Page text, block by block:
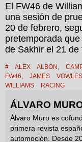
El FW46 de
una sesión de
20 de febrero,
pretemporada
de Sakhir el 21 de
# ALEX ALBON ,
FW46, JAMES VOWLES
WILLIAMS RACING
ÁLVARO
Álvaro Muro es
primera revista
automoción. Desde